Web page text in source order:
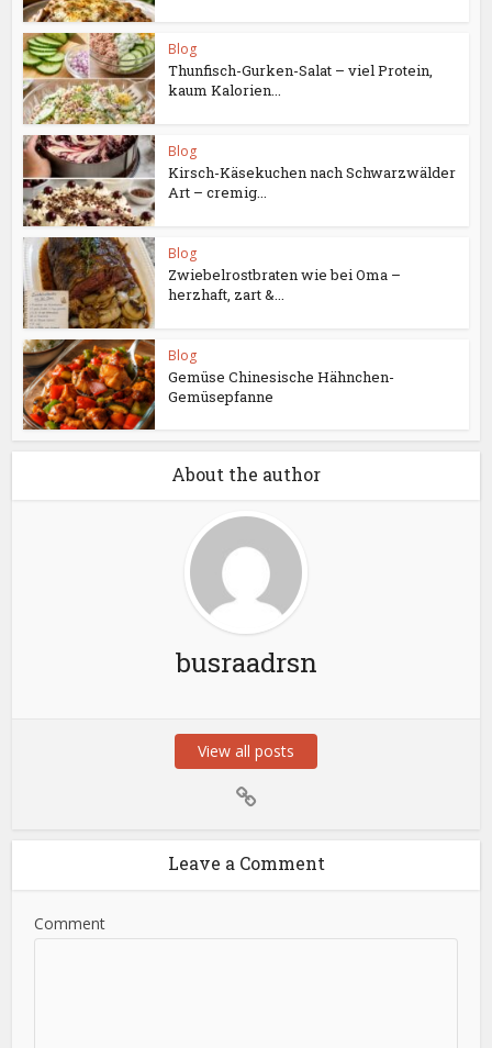
Blog
Thunfisch-Gurken-Salat – viel Protein,
kaum Kalorien...
Blog
Kirsch-Käsekuchen nach Schwarzwälder
Art – cremig...
Blog
Zwiebelrostbraten wie bei Oma –
herzhaft, zart &...
Blog
Gemüse Chinesische Hähnchen-
Gemüsepfanne
About the author
busraadrsn
View all posts
Leave a Comment
Comment